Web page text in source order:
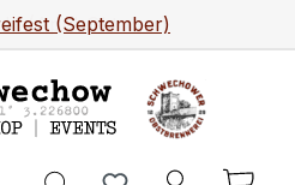
(September)